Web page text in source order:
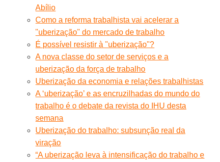
Abílio
Como a reforma trabalhista vai acelerar a
"uberização" do mercado de trabalho
É possível resistir à "uberização"?
A nova classe do setor de serviços e a
uberização da força de trabalho
Uberização da economia e relações trabalhistas
A ‘uberização’ e as encruzilhadas do mundo do
trabalho é o debate da revista do IHU desta
semana
Uberização do trabalho: subsunção real da
viração
“A uberização leva à intensificação do trabalho e